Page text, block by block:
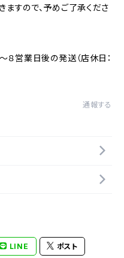
ますので、予めご了承くださ
８営業日後の発送（店休日：
通報する
LINE ポスト